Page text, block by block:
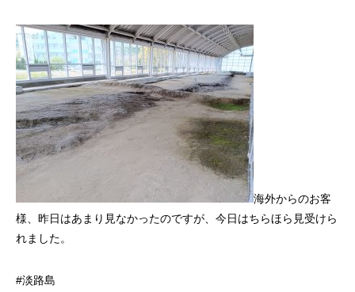
海外からのお客
様、昨日はあまり見なかったのですが、今日はちらほら見受けら
れました。
#淡路島